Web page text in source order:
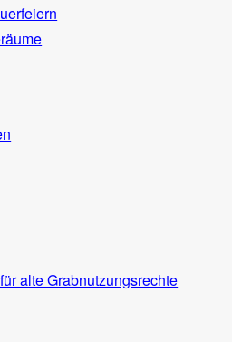
alte Grabnutzungsrechte